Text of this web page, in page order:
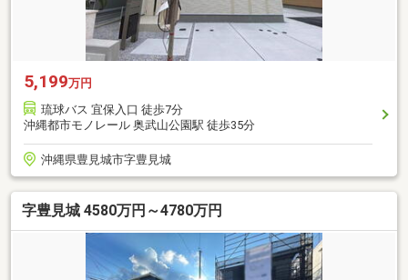
5,199万円
琉球バス 宜保入口 徒歩7分
沖縄都市モノレール 奥武山公園駅 徒歩35分
沖縄県豊見城市字豊見城
字豊見城 4580万円～4780万円